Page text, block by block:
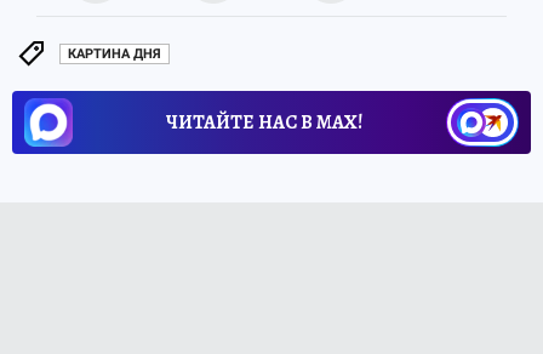
КАРТИНА ДНЯ
ЧИТАЙТЕ НАС В МАХ!